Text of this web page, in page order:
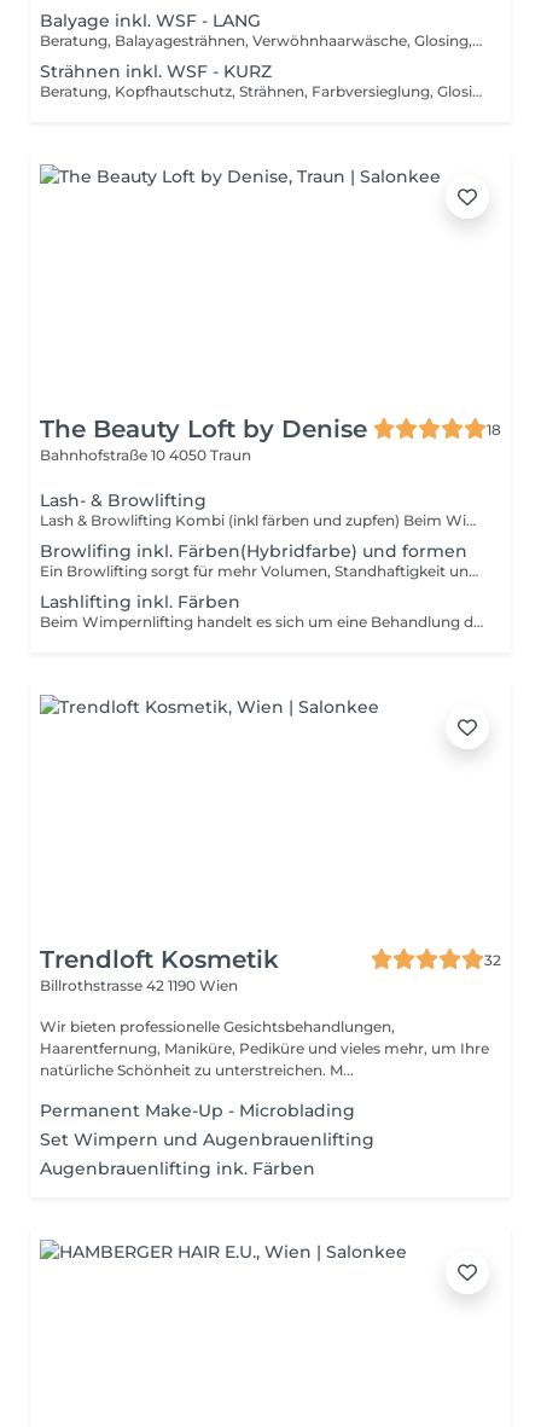
Balyage inkl. WSF - LANG
Beratung, Balayagesträhnen, Verwöhnhaarwäsche, Glosing, Farbversiegelung, waschen inkl. Pflegebehandlung, schneiden, föhnen, Styling inkl. Stylingsprodukte, ab Kinn lange Haare, ab
Strähnen inkl. WSF - KURZ
Beratung, Kopfhautschutz, Strähnen, Farbversieglung, Glosing, waschen inkl. Pflegebehandlung, schneiden, föhnen, Styling inkl. Stylingsprodukte, bis Kinn lange Haare, ab
The Beauty Loft by Denise
18
Bahnhofstraße 10 4050 Traun
Lash- & Browlifting
Lash & Browlifting Kombi (inkl färben und zupfen) Beim Wimpernlifting handelt es sich um eine Behandlung der Naturwimpern, bei der die eigenen Wimpern vom Ansatz an angehoben werden und den eigenen Wimpern für ca. 6-8 Wochen dauerhaft Schwung verliehen wird. Durch das Lifting der Wimpern wirken diese optisch länger. Bei dieser Prozedur wird mit den eigenen Wimpern gearbeitet, was bedeutet, dass das Resultat von der Länge und Dichte der Naturwimpern abhängt. Je länger und dichter die eigenen Wimpern sind, desto intensiver wird das Endergebnis. Ein Browlifting sorgt für mehr Volumen, Standhaftigkeit und Fülle für deine Augenbrauen. Bei einem Browlifting bekommen deine Augenbrauen neuen Schwung und mehr Volumen. Gleichzeitig bleiben deine Brauen in Form und verleihen deinen Augen sowie deinem gesamten Gesicht mehr Ausdruck. Eine Browlifting hält ca 4-7 Wochen je nach Haartyp,Pflege und Wachstum
Browlifing inkl. Färben(Hybridfarbe) und formen
Ein Browlifting sorgt für mehr Volumen, Standhaftigkeit und Fülle für deine Augenbrauen. Bei einem Browlifting bekommen deine Augenbrauen neuen Schwung und mehr Volumen. Gleichzeitig bleiben deine Brauen in Form und verleihen deinen Augen sowie deinem gesamten Gesicht mehr Ausdruck. Eine Browlifting hält ca 4-7 Wochen je nach Haartyp,Pflege und Wachstum
Lashlifting inkl. Färben
Beim Wimpernlifting handelt es sich um eine Behandlung der Naturwimpern, bei der die eigenen Wimpern vom Ansatz an angehoben werden und den eigenen Wimpern für ca. 6-8 Wochen dauerhaft Schwung verliehen wird. Durch das Lifting der Wimpern wirken diese optisch länger. Bei dieser Prozedur wird mit den eigenen Wimpern gearbeitet, was bedeutet, dass das Resultat von der Länge und Dichte der Naturwimpern abhängt. Je länger und dichter die eigenen Wimpern sind, desto intensiver wird das Endergebnis.
Trendloft Kosmetik
32
Billrothstrasse 42 1190 Wien
Wir bieten professionelle Gesichtsbehandlungen,
Haarentfernung, Maniküre, Pediküre und vieles mehr, um Ihre
natürliche Schönheit zu unterstreichen. M...
Permanent Make-Up - Microblading
Set Wimpern und Augenbrauenlifting
Augenbrauenlifting ink. Färben